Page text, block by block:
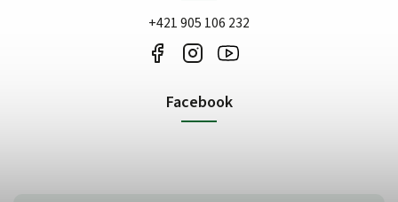
+421 905 106 232
Facebook